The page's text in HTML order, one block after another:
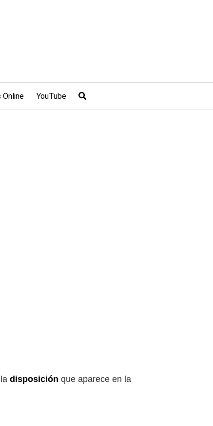
Online YouTube
disposición que aparece en la